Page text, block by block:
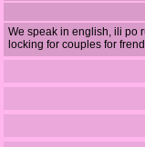
We speak in english, ili po
locking for couples for